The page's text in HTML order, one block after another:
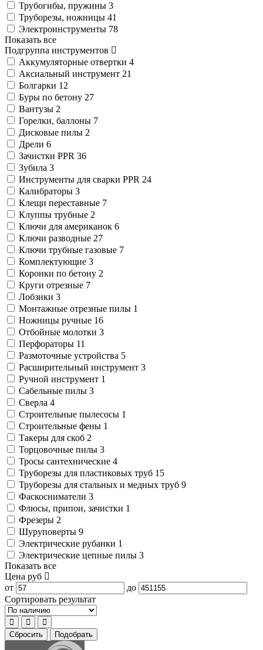
Трубогибы, пружины 3
Труборезы, ножницы 41
Электроинструменты 78
Показать все
Подгруппа инструментов
Аккумуляторные отвертки 4
Аксиальный инструмент 21
Болгарки 12
Буры по бетону 27
Вантузы 2
Горелки, баллоны 7
Дисковые пилы 2
Дрели 6
Зачистки PPR 36
Зубила 3
Инструменты для сварки PPR 24
Калибраторы 3
Клещи переставные 7
Клуппы трубные 2
Ключи для американок 6
Ключи разводные 27
Ключи трубные газовые 7
Комплектующие 3
Коронки по бетону 2
Круги отрезные 7
Лобзики 3
Монтажные отрезные пилы 1
Ножницы ручные 16
Отбойные молотки 3
Перфораторы 11
Размоточные устройства 5
Расширительный инструмент 3
Ручной инструмент 1
Сабельные пилы 3
Сверла 4
Строительные пылесосы 1
Строительные фены 1
Такеры для скоб 2
Торцовочные пилы 3
Тросы сантехнические 4
Труборезы для пластиковых труб 15
Труборезы для стальных и медных труб 9
Фаскосниматели 3
Флюсы, припои, зачистки 1
Фрезеры 2
Шуруповерты 9
Электрические рубанки 1
Электрические цепные пилы 3
Показать все
Цена руб
от
до
Сортировать результат
Сбросить Подобрать